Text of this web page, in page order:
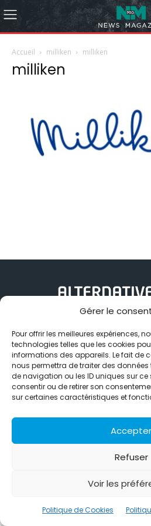
Gérer le
Pour offrir les meilleures expériences,
technologies telles que les cookies
informations des appareils. Le fait de
nous permettra de traiter des
de navigation ou les ID uniques sur ce
consentir ou de retirer son
sur certaines caractéristiques et
Accepter
Refuser
Voir les
Politique de Cookies
Accueil milliken milliken
milliken
Alternative Média est une
relations publiques basée à Grenoble.
pilote des stratégies de visibilité en
grâce à un réseau
Contactez-nous :
© Copyright - Alternative Média2026